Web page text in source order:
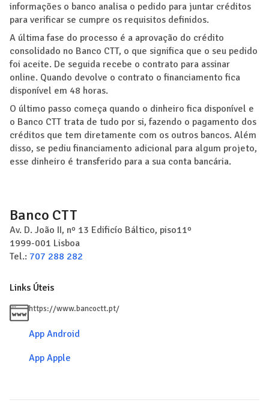
informações o banco analisa o pedido para juntar créditos
para verificar se cumpre os requisitos definidos.
A última fase do processo é a aprovação do crédito
consolidado no Banco CTT, o que significa que o seu pedido
foi aceite. De seguida recebe o contrato para assinar
online. Quando devolve o contrato o financiamento fica
disponível em 48 horas.
O último passo começa quando o dinheiro fica disponível e
o Banco CTT trata de tudo por si, fazendo o pagamento dos
créditos que tem diretamente com os outros bancos. Além
disso, se pediu financiamento adicional para algum projeto,
esse dinheiro é transferido para a sua conta bancária.
Banco CTT
Av. D. João II, nº 13 Edificío Báltico, piso11º
1999-001 Lisboa
Tel.: 707 288 282
Links Úteis
https://www.bancoctt.pt/
App Android
App Apple